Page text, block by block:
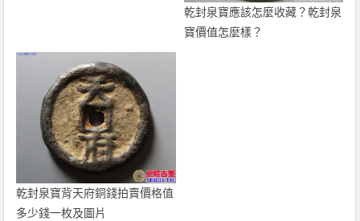
乾封泉寶應該怎麼收藏？乾封泉
寶價值怎麼樣？
乾封泉寶背天府銅錢拍賣價格值
多少錢一枚及圖片